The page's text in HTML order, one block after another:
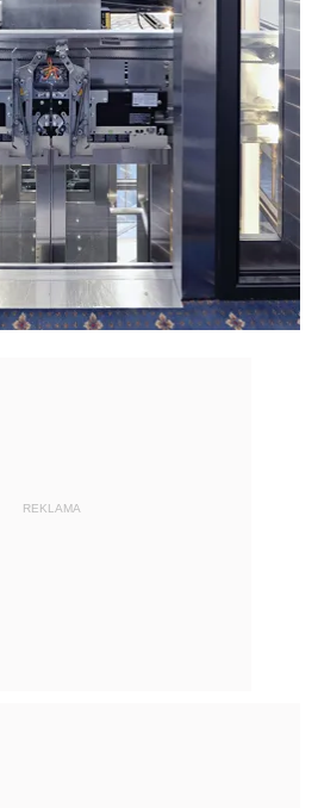
REKLAMA